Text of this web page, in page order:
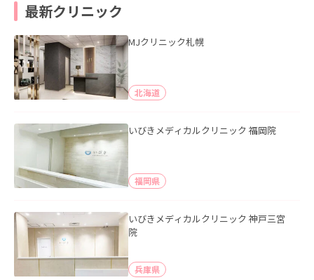
最新クリニック
MJクリニック札幌
北海道
いびきメディカルクリニック 福岡院
福岡県
いびきメディカルクリニック 神戸三宮
院
兵庫県